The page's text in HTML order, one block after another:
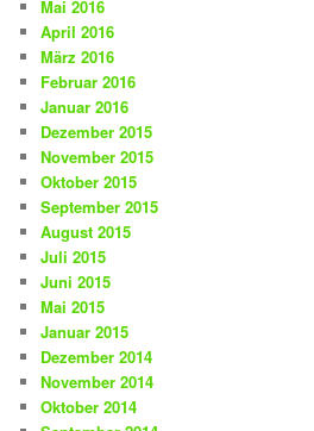
Mai 2016
April 2016
März 2016
Februar 2016
Januar 2016
Dezember 2015
November 2015
Oktober 2015
September 2015
August 2015
Juli 2015
Juni 2015
Mai 2015
Januar 2015
Dezember 2014
November 2014
Oktober 2014